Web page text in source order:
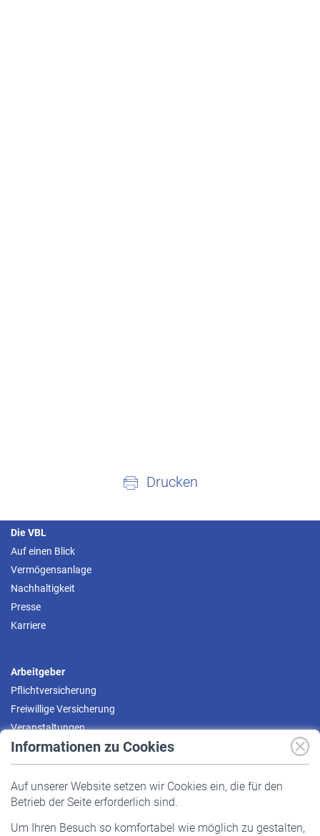
Informationen zu Cookies
Auf unserer Website setzen wir Cookies ein, die für den
Betrieb der Seite erforderlich sind.
Um Ihren Besuch so komfortabel wie möglich zu gestalten,
Drucken
Die VBL
Auf einen Blick
Vermögensanlage
Nachhaltigkeit
Presse
Karriere
Arbeitgeber
Pflichtversicherung
Freiwillige Versicherung
Veranstaltungen
Pflichtversicherung
Staatliche Förderung